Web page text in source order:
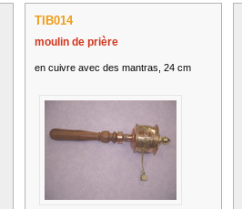
TIB014
moulin de prière
en cuivre avec des mantras, 24 cm